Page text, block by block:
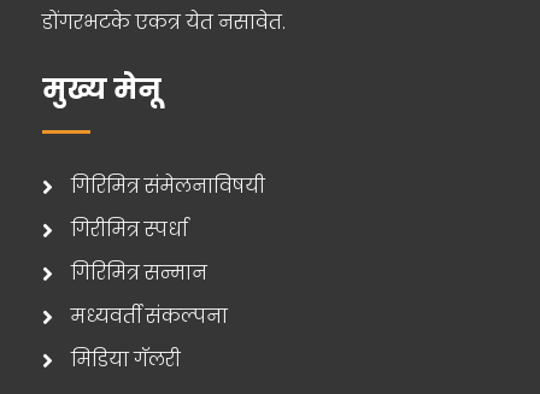
डोंगरभटके एकत्र येत नसावेत.
मुख्य मेनू
गिरिमित्र संमेलनाविषयी
गिरीमित्र स्पर्धा
गिरिमित्र सन्मान
मध्यवर्ती संकल्पना
मिडिया गॅलरी